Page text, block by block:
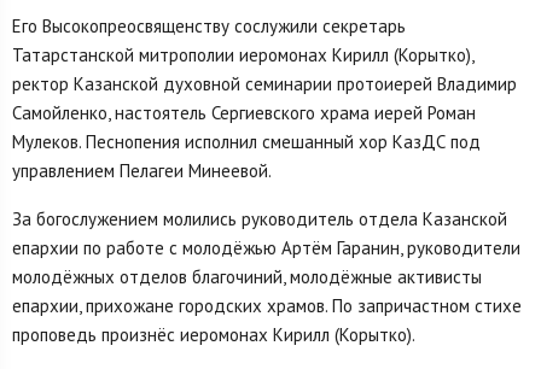
Его Высокопреосвященству сослужили секретарь
Татарстанской митрополии иеромонах Кирилл (Корытко),
ректор Казанской духовной семинарии протоиерей Владимир
Самойленко, настоятель Сергиевского храма иерей Роман
Мулеков. Песнопения исполнил смешанный хор КазДС под
управлением Пелагеи Минеевой.
За богослужением молились руководитель отдела Казанской
епархии по работе с молодёжью Артём Гаранин, руководители
молодёжных отделов благочиний, молодёжные активисты
епархии, прихожане городских храмов. По запричастном стихе
проповедь произнёс иеромонах Кирилл (Корытко).